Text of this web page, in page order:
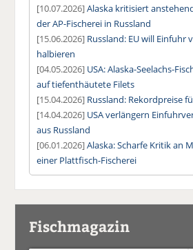
[10.07.2026]Alaska kritisiert
der AP-Fischerei in Russland
[15.06.2026] Russland: EU will Einfuhr
halbieren
[04.05.2026] USA: Alaska-Seelachs-
auf tiefenthäutete Filets
[15.04.2026] Russland: Rekordpreise
[14.04.2026] USA verlängern
aus Russland
[06.01.2026]Alaska: Scharfe Kritik an
einer Plattfisch-Fischerei
Fischmagazin